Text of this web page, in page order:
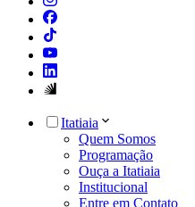
Itatiaia
Quem Somos
Programação
Ouça a Itatiaia
Institucional
Entre em Contato